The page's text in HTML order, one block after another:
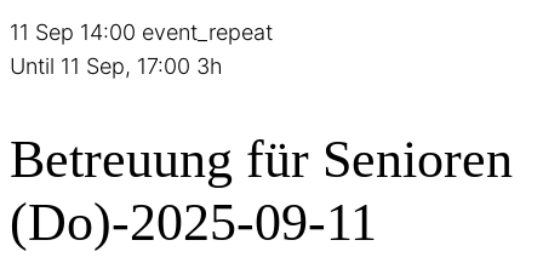
11 Sep 14:00 event_repeat
Until 11 Sep, 17:00 3h
Betreuung für Senioren
(Do)-2025-09-11